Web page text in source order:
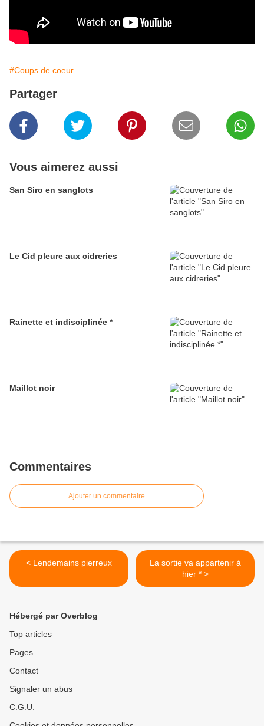
#Coups de coeur
Partager
Vous aimerez aussi
San Siro en sanglots
Le Cid pleure aux cidreries
Rainette et indisciplinée *
Maillot noir
Commentaires
Ajouter un commentaire
< Lendemains pierreux
La sortie va appartenir à
hier * >
Hébergé par Overblog
Top articles
Pages
Contact
Signaler un abus
C.G.U.